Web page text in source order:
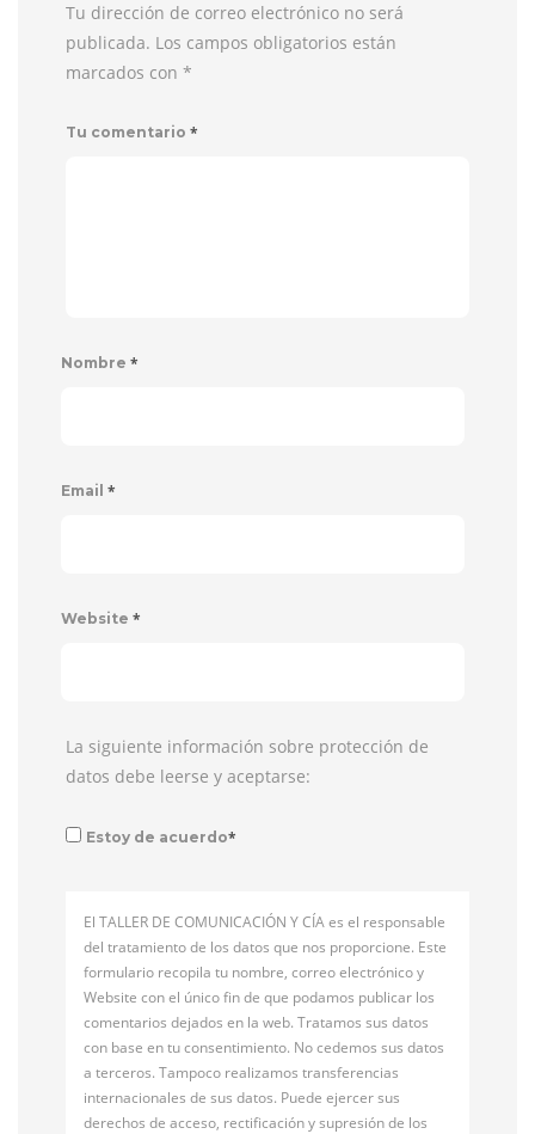
Tu dirección de correo electrónico no será
publicada. Los campos obligatorios están
marcados con *
Tu comentario *
Nombre *
Email *
Website *
La siguiente información sobre protección de
datos debe leerse y aceptarse:
Estoy de acuerdo*
El TALLER DE COMUNICACIÓN Y CÍA es el responsable
del tratamiento de los datos que nos proporcione. Este
formulario recopila tu nombre, correo electrónico y
Website con el único fin de que podamos publicar los
comentarios dejados en la web. Tratamos sus datos
con base en tu consentimiento. No cedemos sus datos
a terceros. Tampoco realizamos transferencias
internacionales de sus datos. Puede ejercer sus
derechos de acceso, rectificación y supresión de los